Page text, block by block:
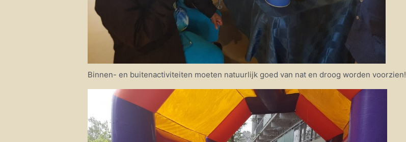
Binnen- en buitenactiviteiten moeten natuurlijk goed van nat en droog worden voorzien!